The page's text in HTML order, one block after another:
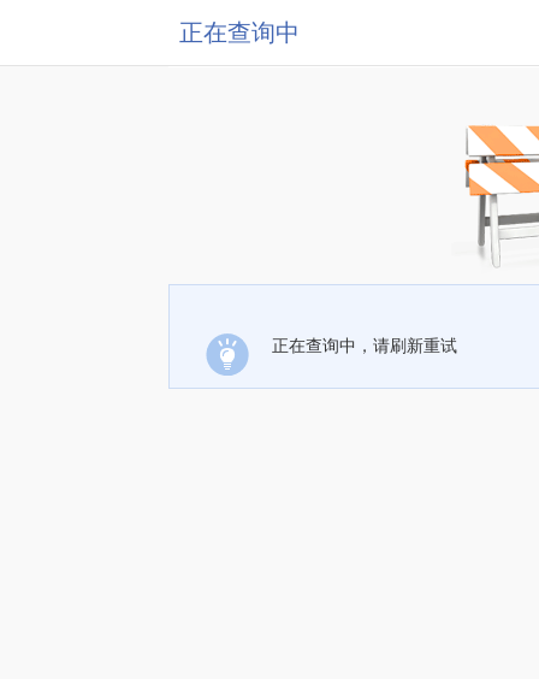
正在查询中
正在查询中，请刷新重试